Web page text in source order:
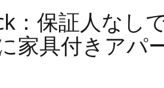
：保証人なし
家具付きアパ